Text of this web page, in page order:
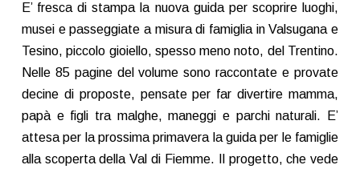
E’ fresca di stampa la nuova guida per scoprire luoghi,
musei e passeggiate a misura di famiglia in Valsugana e
Tesino, piccolo gioiello, spesso meno noto, del Trentino.
Nelle 85 pagine del volume sono raccontate e provate
decine di proposte, pensate per far divertire mamma,
papà e figli tra malghe, maneggi e parchi naturali. E’
attesa per la prossima primavera la guida per le famiglie
alla scoperta della Val di Fiemme. Il progetto, che vede